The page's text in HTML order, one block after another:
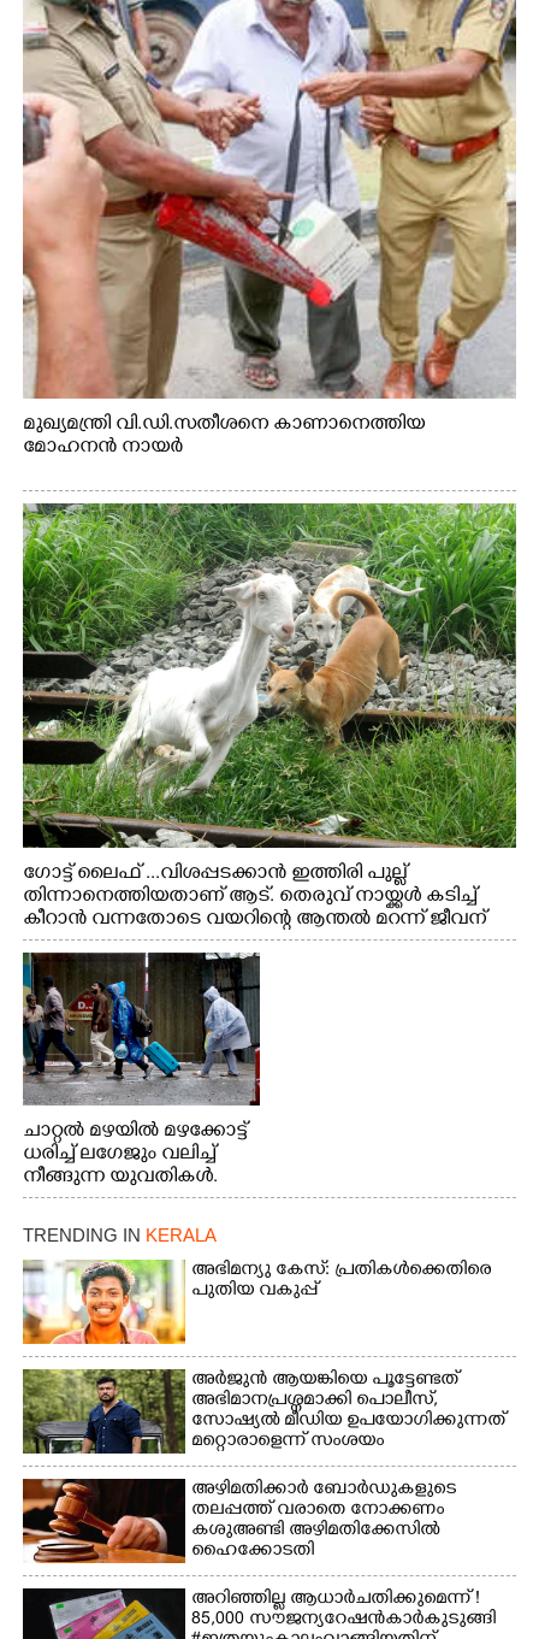
മുഖ്യമന്ത്രി വി.ഡി.സതീശനെ കാണാനെത്തിയ
മോഹനൻ നായർ
ഗോട്ട് ലൈഫ് ...വിശപ്പടക്കാൻ ഇത്തിരി പുല്ല്
തിന്നാനെത്തിയതാണ് ആട്. തെരുവ് നായ്ക്കൾ കടിച്ച്
കീറാൻ വന്നതോടെ വയറിന്റെ ആന്തൽ മറന്ന് ജീവന്
വേണ്ടിയായി ഓട്ടം. എറണാകുളം വാത്തുരുത്തിയിൽ
നിന്നുള്ള കാഴ്ച
ചാറ്റൽ മഴയിൽ മഴക്കോട്ട്
ധരിച്ച് ലഗേജും വലിച്ച്
നീങ്ങുന്ന യുവതികൾ.
എറണാകുളം മേനകയിൽ
നിന്നുള്ള കാഴ്ച
TRENDING IN KERALA
അഭിമന്യു കേസ്: പ്രതികൾക്കെതിരെ
പുതിയ വകുപ്പ്
അർജുൻ ആയങ്കിയെ പൂട്ടേണ്ടത്
അഭിമാനപ്രശ്നമാക്കി പൊലീസ്,
സാേഷ്യൽ മീഡിയ ഉപയോഗിക്കുന്നത്
മറ്റൊരാളെന്ന് സംശയം
അഴിമതിക്കാർ ബോർഡുകളുടെ
തലപ്പത്ത് വരാതെ നോക്കണം
കശുഅണ്ടി അഴിമതിക്കേസിൽ
ഹൈക്കോടതി
അറിഞ്ഞില്ല ആധാർ ചതിക്കുമെന്ന് !
85,000 സൗജന്യ റേഷൻകാർ കുടുങ്ങി